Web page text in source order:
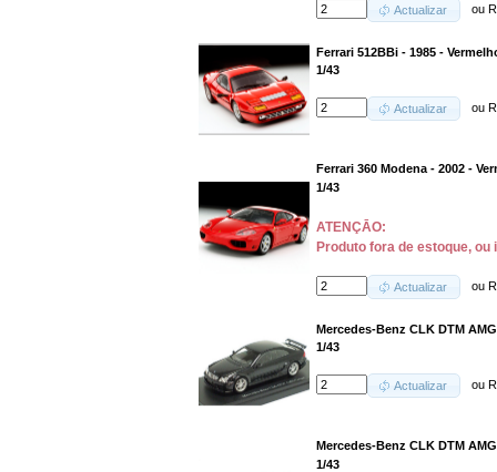
Actualizar ou
Ferrari 512BBi - 1985 -
1/43
Actualizar ou
Ferrari 360 Modena - 2002 -
1/43
ATENÇĀO:
Produto fora de estoque, ou
Actualizar ou
Mercedes-Benz CLK DTM
1/43
Actualizar ou
Mercedes-Benz CLK DTM
1/43